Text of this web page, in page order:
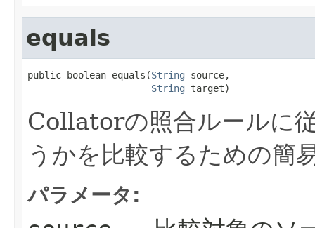
equals
public boolean equals(String source,
String target)
Collatorの照合ルールに
うかを比較するための簡
パラメータ: